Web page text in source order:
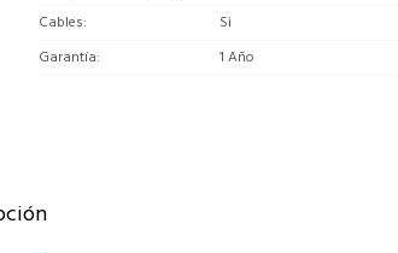
Cables
Si
Garantía
1 Año